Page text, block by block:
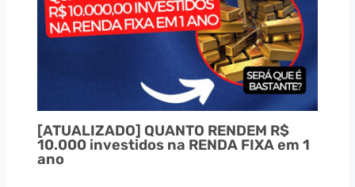
[ATUALIZADO] QUANTO RENDEM R$
10.000 investidos na RENDA FIXA em 1
ano